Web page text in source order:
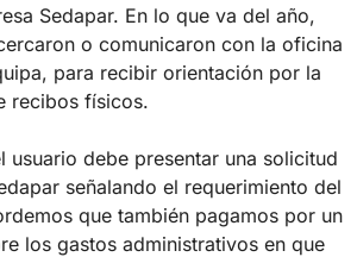
Sedapar. En lo que va del año,
o comunicaron con la oficina
para recibir orientación por la
recibos físicos.
usuario debe presentar una solicitud
señalando el requerimiento del
que también pagamos por un
los gastos administrativos en que